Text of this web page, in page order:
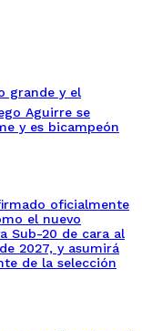
grande y el
Aguirre se
y es bicampeón
oficialmente
el nuevo
Sub-20 de cara al
2027, y asumirá
de la selección